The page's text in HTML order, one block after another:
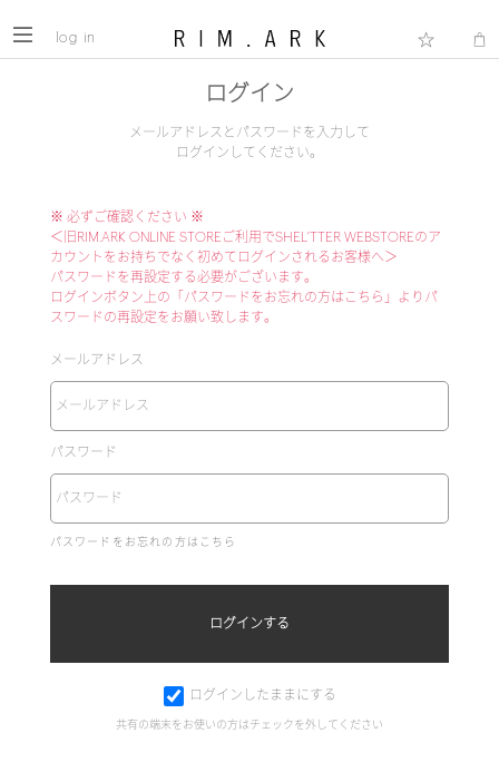
log in
ログイン
メールアドレスとパスワードを入力して
ログインしてください。
※ 必ずご確認ください ※
＜旧RIM.ARK ONLINE STOREご利用でSHEL'TTER WEBSTOREのア
カウントをお持ちでなく初めてログインされるお客様へ＞
パスワードを再設定する必要がございます。
ログインボタン上の「パスワードをお忘れの方はこちら」よりパ
スワードの再設定をお願い致します。
メールアドレス
パスワード
パスワードをお忘れの方はこちら
ログインしたままにする
共有の端末をお使いの方はチェックを外してください